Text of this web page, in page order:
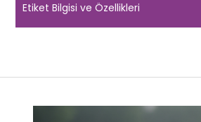
Etiket Bilgisi ve Özellikleri